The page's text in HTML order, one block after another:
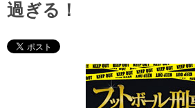
過ぎる！